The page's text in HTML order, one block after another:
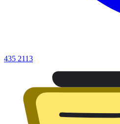
435 2113